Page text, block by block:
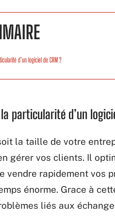
d’un logiciel de CRM ?
particularité d’un
la taille de votre
gérer vos clients. Il
vendre rapidement vos
énorme. Grace à
liés aux